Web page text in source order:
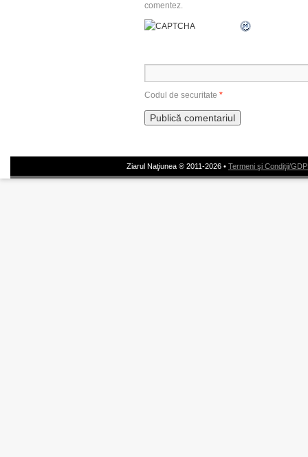
comentez.
Codul de securitate *
Ziarul Naţiunea ® 2011-2026 • Termeni şi Condiţii/